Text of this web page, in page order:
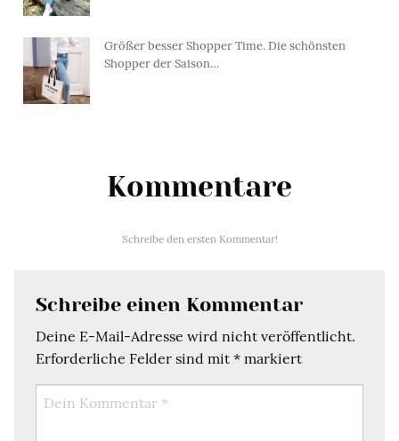
Größer besser Shopper Time. Die schönsten
Shopper der Saison…
Kommentare
Schreibe den ersten Kommentar!
Schreibe einen Kommentar
Deine E-Mail-Adresse wird nicht veröffentlicht.
Erforderliche Felder sind mit * markiert